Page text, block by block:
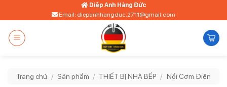
qua
dung
Diệp Anh Hàng Đức
Email: diepanhhangduc.2711@gmail.com
Trang chủ / Sản phẩm / THIẾT BỊ NHÀ BẾP / Nồi Cơm Điện